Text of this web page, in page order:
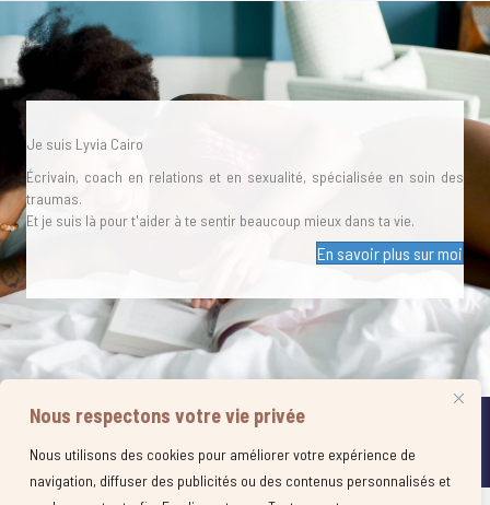
Nous respectons votre vie privée
Nous utilisons des cookies pour améliorer votre expérience de
navigation, diffuser des publicités ou des contenus personnalisés et
Je suis Lyvia Cairo
Écrivain, coach en relations et en sexualité, spécialisée en soin des
traumas.
Et je suis là pour t'aider à te sentir beaucoup mieux dans ta vie.
En savoir plus sur moi
© 2021 Lyvia Cairo .Tous droits réservés ⎥ CGV⎥
Calliframe.com